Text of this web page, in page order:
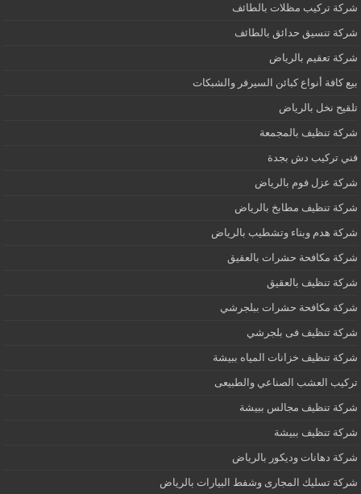
شركة تركيب مظلات بالطائف
شركة تنسيق حدائق بالطائف
شركة تعقيم بالرياض
بيع كافة أنواع كبائن السيرفر والشبكات
تلقيح نخل بالرياض
شركة تنظيف بالمجمعة
فني تركيب دش بجدة
شركة عزل فوم بالرياض
شركة تنظيف مطابخ بالرياض
شركة هدم وبناء وتشطيب بالرياض
شركة مكافحة حشرات بالعقيق
شركة تنظيف بالعقيق
شركة مكافحة حشرات ببلجرشي
شركة تنظيف فى بلجرشي
شركة تنظيف خزانات المياه ببيشة
تركيب العشب الصناعي والطبيعى
شركة تنظيف مجالس ببيشة
شركة تنظيف ببيشة
شركة دهانات وديكور بالرياض
شركة تسليك المجارى وشفط البيارات بالرياض